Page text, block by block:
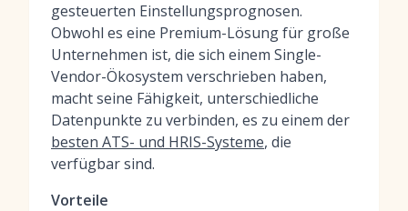
gesteuerten Einstellungsprognosen.
Obwohl es eine Premium-Lösung für große
Unternehmen ist, die sich einem Single-
Vendor-Ökosystem verschrieben haben,
macht seine Fähigkeit, unterschiedliche
Datenpunkte zu verbinden, es zu einem der
besten ATS- und HRIS-Systeme, die
verfügbar sind.
Vorteile